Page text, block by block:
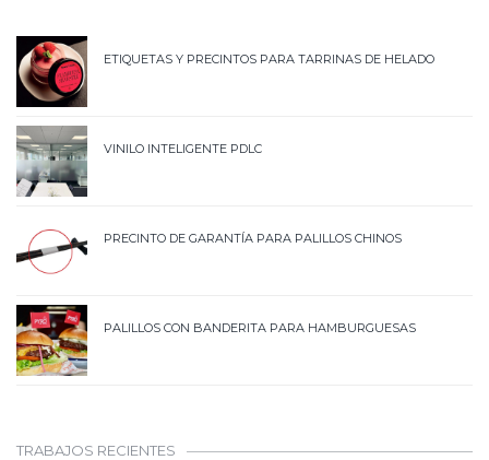
ETIQUETAS Y PRECINTOS PARA TARRINAS DE HELADO
VINILO INTELIGENTE PDLC
PRECINTO DE GARANTÍA PARA PALILLOS CHINOS
PALILLOS CON BANDERITA PARA HAMBURGUESAS
TRABAJOS RECIENTES